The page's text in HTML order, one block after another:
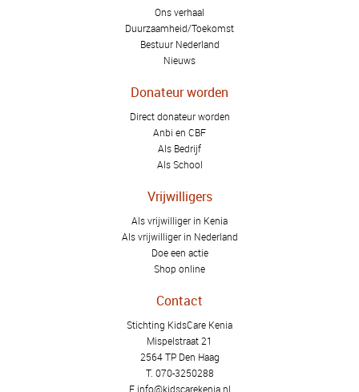
Ons verhaal
Duurzaamheid/Toekomst
Bestuur Nederland
Nieuws
Donateur worden
Direct donateur worden
Anbi en CBF
Als Bedrijf
Als School
Vrijwilligers
Als vrijwilliger in Kenia
Als vrijwilliger in Nederland
Doe een actie
Shop online
Contact
Stichting KidsCare Kenia
Mispelstraat 21
2564 TP Den Haag
T. 070-3250288
E. info@kidscarekenia.nl